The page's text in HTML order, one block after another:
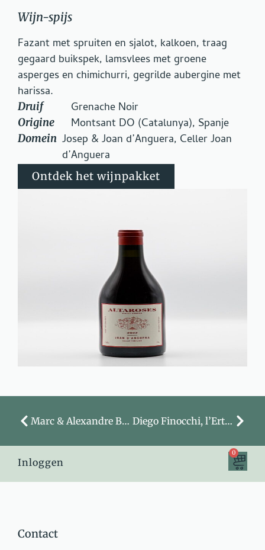
Wijn-spijs
Fazant met spruiten en sjalot, kalkoen, traag
gegaard buikspek, lamsvlees met groene
asperges en chimichurri, gegrilde aubergine met
harissa.
Druif Grenache Noir
Origine Montsant DO (Catalunya), Spanje
Domein Josep & Joan d’Anguera, Celler Joan
d’Anguera
Ontdek het wijnpakket
Marc & Alexandre Bachelet, Domaine Bachelet-Monnot Diego Finocchi, l’Erta di Radda
Inloggen
0
Contact